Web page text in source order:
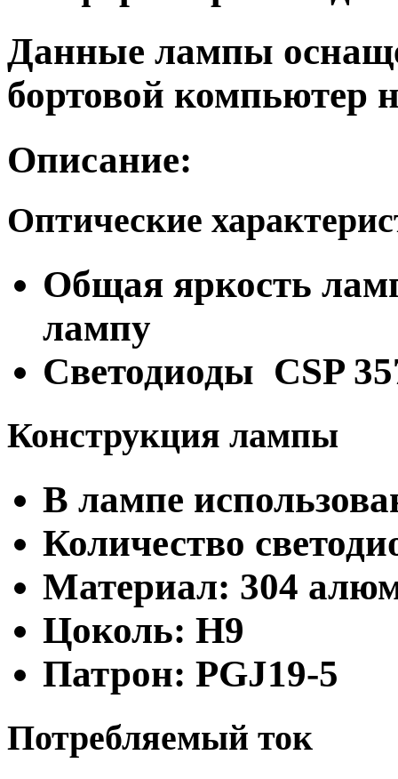
Данные лампы
бортовой компьютер
Описание:
Оптические
Общая яркость
лампу
Светодиоды CSP
Конструкция лампы
В лампе
Количество
Материал: 304
Цоколь: H9
Патрон: PGJ19-5
Потребляемый ток